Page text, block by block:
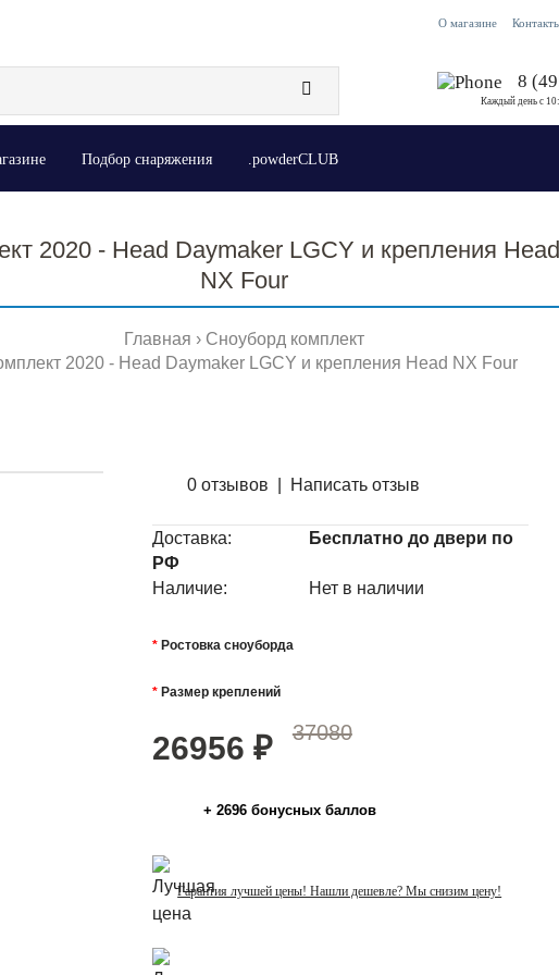
О магазине
8
Каждый день c
Подбор снаряжения .powderCLUB
2020 - Head Daymaker LGCY и крепления Head
NX Four
Главная
Сноуборд комплект
2020 - Head Daymaker LGCY и крепления Head NX Four
0 отзывов Написать отзыв
Доставка:
Бесплатно до двери по
РФ
Наличие:
Нет в наличии
Ростовка сноуборда
Размер креплений
26956 ₽ 37080
+ 2696 бонусных баллов
Гарантия лучшей цены! Нашли дешевле? Мы снизим цену!